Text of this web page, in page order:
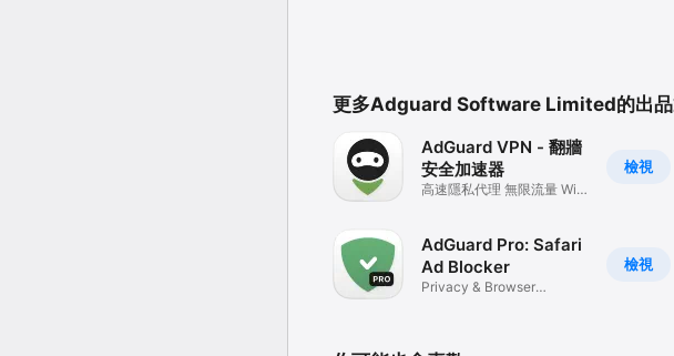
更多Adguard Software Limited的出品
檢視
AdGuard VPN - 翻牆
安全加速器
高速隱私代理 無限流量 WiFi
檢視
AdGuard Pro: Safari
Ad Blocker
Privacy & Browser